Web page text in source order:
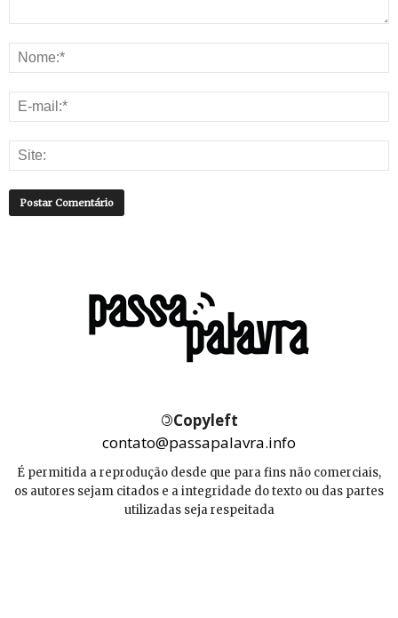
©Copyleft
contato@passapalavra.info
É permitida a reprodução desde que para fins não comerciais,
os autores sejam citados e a integridade do texto ou das partes
utilizadas seja respeitada